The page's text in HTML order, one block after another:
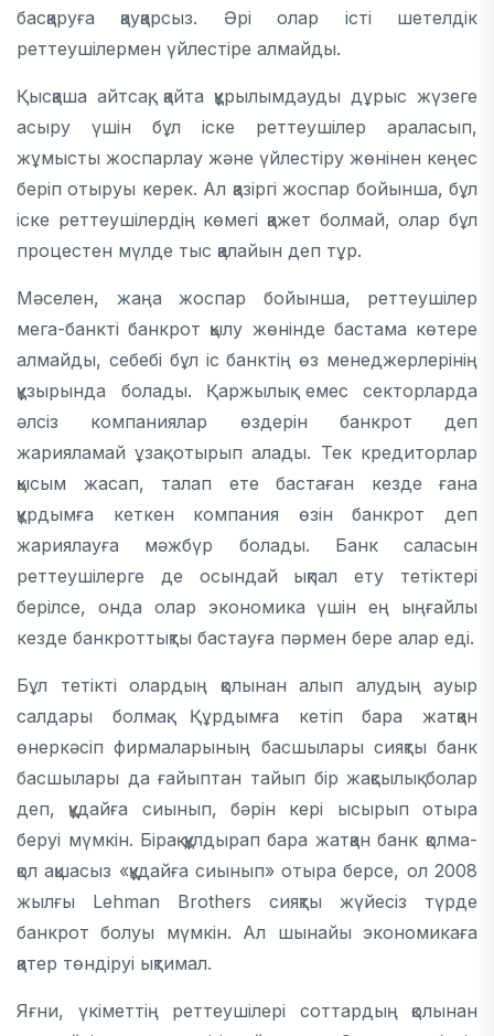
басқаруға қауқарсыз. Әрі олар істі шетелдік
реттеушілермен үйлестіре алмайды.
Қысқаша айтсақ, қайта құрылымдауды дұрыс жүзеге
асыру үшін бұл іске реттеушілер араласып,
жұмысты жоспарлау және үйлестіру жөнінен кеңес
беріп отыруы керек. Ал қазіргі жоспар бойынша, бұл
іске реттеушілердің көмегі қажет болмай, олар бұл
процестен мүлде тыс қалайын деп тұр.
Мәселен, жаңа жоспар бойынша, реттеушілер
мега-банкті банкрот қылу жөнінде бастама көтере
алмайды, себебі бұл іс банктің өз менеджерлерінің
құзырында болады. Қаржылық емес секторларда
әлсіз компаниялар өздерін банкрот деп
жарияламай ұзақ отырып алады. Тек кредиторлар
қысым жасап, талап ете бастаған кезде ғана
құрдымға кеткен компания өзін банкрот деп
жариялауға мәжбүр болады. Банк саласын
реттеушілерге де осындай ықпал ету тетіктері
берілсе, онда олар экономика үшін ең ыңғайлы
кезде банкроттықты бастауға пәрмен бере алар еді.
Бұл тетікті олардың қолынан алып алудың ауыр
салдары болмақ. Құрдымға кетіп бара жатқан
өнеркәсіп фирмаларының басшылары сияқты банк
басшылары да ғайыптан тайып бір жақсылық болар
деп, құдайға сиынып, бәрін кері ысырып отыра
беруі мүмкін. Бірақ құлдырап бара жатқан банк қолма-
қол ақшасыз «құдайға сиынып» отыра берсе, ол 2008
жылғы Lehman Brothers сияқты жүйесіз түрде
банкрот болуы мүмкін. Ал шынайы экономикаға
қатер төндіруі ықтимал.
Яғни, үкіметтің реттеушілері соттардың қолынан